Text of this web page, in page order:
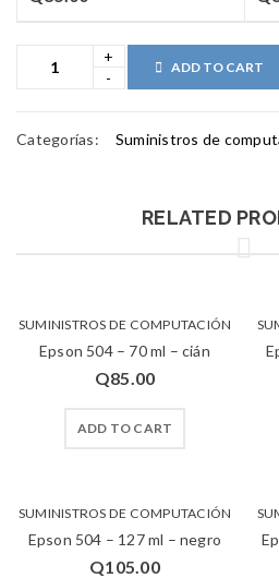
ADD TO CART
Categorías: Suministros de
RELATED
SUMINISTROS DE COMPUTACIÓN
Epson 504 – 70 ml – cián
Q85.00
ADD TO CART
SUMINISTROS DE COMPUTACIÓN
Epson 504 – 127 ml – negro
Q105.00